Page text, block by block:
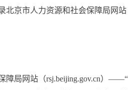
北京市人力资源和社会保障局网
局网站（rsj.beijing.gov.cn）